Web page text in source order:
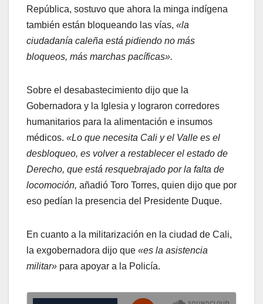
República, sostuvo que ahora la minga indígena
también están bloqueando las vías, «la
ciudadanía caleña está pidiendo no más
bloqueos, más marchas pacíficas».
Sobre el desabastecimiento dijo que la
Gobernadora y la Iglesia y lograron corredores
humanitarios para la alimentación e insumos
médicos. «Lo que necesita Cali y el Valle es el
desbloqueo, es volver a restablecer el estado de
Derecho, que está resquebrajado por la falta de
locomoción, añadió Toro Torres, quien dijo que por
eso pedían la presencia del Presidente Duque.
En cuanto a la militarización en la ciudad de Cali,
la exgobernadora dijo que «es la asistencia
militar» para apoyar a la Policía.